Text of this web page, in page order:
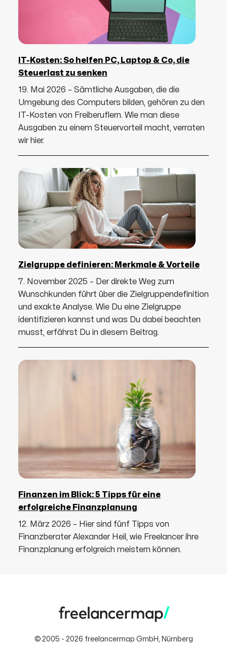
IT-Kosten: So helfen PC, Laptop & Co, die
Steuerlast zu senken
19. Mai 2026 – Sämtliche Ausgaben, die die
Umgebung des Computers bilden, gehören zu den
IT-Kosten von Freiberuflern. Wie man diese
Ausgaben zu einem Steuervorteil macht, verraten
wir hier.
Zielgruppe definieren: Merkmale & Vorteile
7. November 2025 – Der direkte Weg zum
Wunschkunden führt über die Zielgruppendefinition
und exakte Analyse. Wie Du eine Zielgruppe
identifizieren kannst und was Du dabei beachten
musst, erfährst Du in diesem Beitrag.
Finanzen im Blick: 5 Tipps für eine
erfolgreiche Finanzplanung
12. März 2026 – Hier sind fünf Tipps von
Finanzberater Alexander Heil, wie Freelancer ihre
Finanzplanung erfolgreich meistern können.
© 2005 - 2026 freelancermap GmbH, Nürnberg